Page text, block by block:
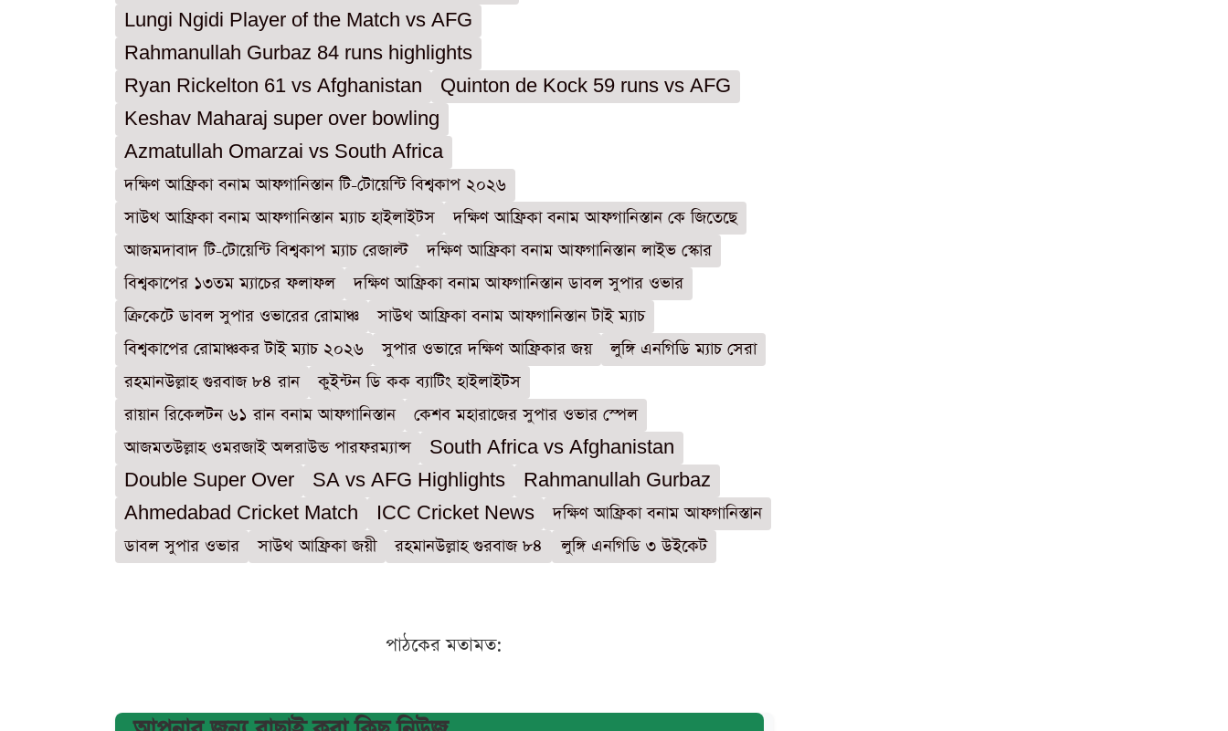
Lungi Ngidi Player of the Match vs AFG
Rahmanullah Gurbaz 84 runs highlights
Ryan Rickelton 61 vs Afghanistan
Quinton de Kock 59 runs vs AFG
Keshav Maharaj super over bowling
Azmatullah Omarzai vs South Africa
দক্ষিণ আফ্রিকা বনাম আফগানিস্তান টি-টোয়েন্টি বিশ্বকাপ ২০২৬
সাউথ আফ্রিকা বনাম আফগানিস্তান ম্যাচ হাইলাইটস
দক্ষিণ আফ্রিকা বনাম আফগানিস্তান কে জিতেছে
আজমদাবাদ টি-টোয়েন্টি বিশ্বকাপ ম্যাচ রেজাল্ট
দক্ষিণ আফ্রিকা বনাম আফগানিস্তান লাইভ স্কোর
বিশ্বকাপের ১৩তম ম্যাচের ফলাফল
দক্ষিণ আফ্রিকা বনাম আফগানিস্তান ডাবল সুপার ওভার
ক্রিকেটে ডাবল সুপার ওভারের রোমাঞ্চ
সাউথ আফ্রিকা বনাম আফগানিস্তান টাই ম্যাচ
বিশ্বকাপের রোমাঞ্চকর টাই ম্যাচ ২০২৬
সুপার ওভারে দক্ষিণ আফ্রিকার জয়
লুঙ্গি এনগিডি ম্যাচ সেরা
রহমানউল্লাহ গুরবাজ ৮৪ রান
কুইন্টন ডি কক ব্যাটিং হাইলাইটস
রায়ান রিকেলটন ৬১ রান বনাম আফগানিস্তান
কেশব মহারাজের সুপার ওভার স্পেল
আজমতউল্লাহ ওমরজাই অলরাউন্ড পারফরম্যান্স
South Africa vs Afghanistan
Double Super Over
SA vs AFG Highlights
Rahmanullah Gurbaz
Ahmedabad Cricket Match
ICC Cricket News
দক্ষিণ আফ্রিকা বনাম আফগানিস্তান
ডাবল সুপার ওভার
সাউথ আফ্রিকা জয়ী রহমানউল্লাহ গুরবাজ ৮৪ লুঙ্গি এনগিডি ৩ উইকেট
পাঠকের মতামত: